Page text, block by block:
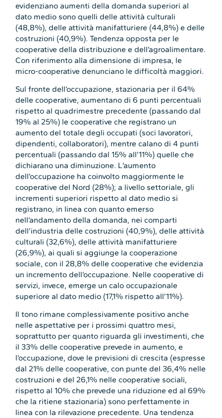
evidenziano aumenti della domanda superiori al
dato medio sono quelli delle attività culturali
(48,8%), delle attività manifatturiere (44,8%) e delle
costruzioni (40,9%). Tendenza opposta per le
cooperative della distribuzione e dell’agroalimentare.
Con riferimento alla dimensione di impresa, le
micro-cooperative denunciano le difficoltà maggiori.
Sul fronte dell’occupazione, stazionaria per il 64%
delle cooperative, aumentano di 6 punti percentuali
rispetto al quadrimestre precedente (passando dal
19% al 25%) le cooperative che registrano un
aumento del totale degli occupati (soci lavoratori,
dipendenti, collaboratori), mentre calano di 4 punti
percentuali (passando dal 15% all’11%) quelle che
dichiarano una diminuzione. L’aumento
dell’occupazione ha coinvolto maggiormente le
cooperative del Nord (28%); a livello settoriale, gli
incrementi superiori rispetto al dato medio si
registrano, in linea con quanto emerso
nell’andamento della domanda, nei comparti
dell’industria delle costruzioni (40,9%), delle attività
culturali (32,6%), delle attività manifatturiere
(26,9%), ai quali si aggiunge la cooperazione
sociale, con il 28,8% delle cooperative che evidenzia
un incremento dell’occupazione. Nelle cooperative di
servizi, invece, emerge un calo occupazionale
superiore al dato medio (17,1% rispetto all’11%).
Il tono rimane complessivamente positivo anche
nelle aspettative per i prossimi quattro mesi,
soprattutto per quanto riguarda gli investimenti, che
il 33% delle cooperative prevede in aumento, e
l’occupazione, dove le previsioni di crescita (espresse
dal 21% delle cooperative, con punte del 36,4% nelle
costruzioni e del 26,1% nelle cooperative sociali,
rispetto al 10% che prevede una riduzione ed al 69%
che la ritiene stazionaria) sono perfettamente in
linea con la rilevazione precedente. Una tendenza